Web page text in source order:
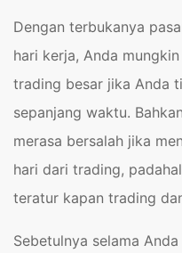
Dengan terbukanya
hari kerja, Anda
trading besar jika Anda
sepanjang waktu.
merasa bersalah jika
hari dari trading,
teratur kapan trading
Sebetulnya selama